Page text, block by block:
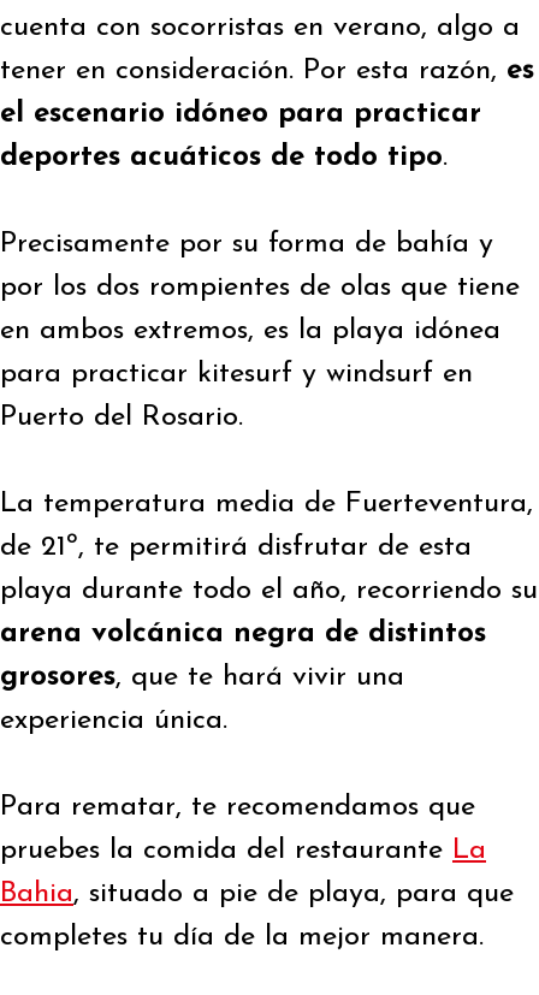
cuenta con socorristas en verano, algo a
tener en consideración. Por esta razón, es
el escenario idóneo para practicar
deportes acuáticos de todo tipo.
Precisamente por su forma de bahía y
por los dos rompientes de olas que tiene
en ambos extremos, es la playa idónea
para practicar kitesurf y windsurf en
Puerto del Rosario.
La temperatura media de Fuerteventura,
de 21º, te permitirá disfrutar de esta
playa durante todo el año, recorriendo su
arena volcánica negra de distintos
grosores, que te hará vivir una
experiencia única.
Para rematar, te recomendamos que
pruebes la comida del restaurante La
Bahia, situado a pie de playa, para que
completes tu día de la mejor manera.